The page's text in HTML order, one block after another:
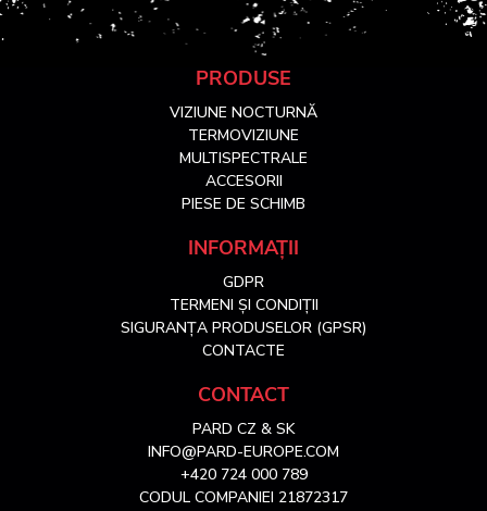
PRODUSE
VIZIUNE NOCTURNĂ
TERMOVIZIUNE
MULTISPECTRALE
ACCESORII
PIESE DE SCHIMB
INFORMAȚII
GDPR
TERMENI ȘI CONDIȚII
SIGURANȚA PRODUSELOR (GPSR)
CONTACTE
CONTACT
PARD CZ & SK
INFO@PARD-EUROPE.COM
+420 724 000 789
CODUL COMPANIEI 21872317